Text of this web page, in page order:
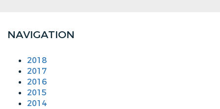
NAVIGATION
2018
2017
2016
2015
2014